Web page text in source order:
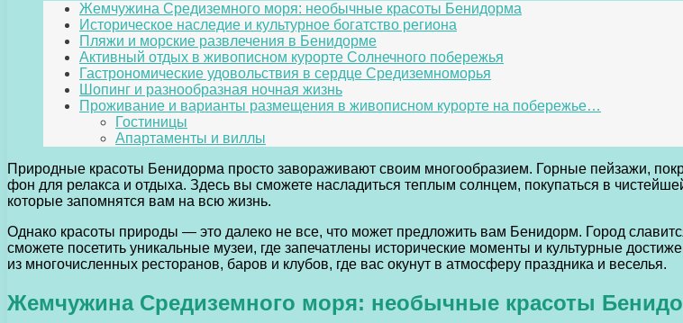
Жемчужина Средиземного моря: необычные красоты Бенидорма
Историческое наследие и культурное богатство региона
Пляжи и морские развлечения в Бенидорме
Активный отдых в живописном курорте Солнечного побережья
Гастрономические удовольствия в сердце Средиземноморья
Шопинг и разнообразная ночная жизнь
Проживание и варианты размещения в живописном курорте на побережье…
Гостиницы
Апартаменты и виллы
Природные красоты Бенидорма просто завораживают своим многообразием. Горные пейзажи,
фон для релакса и отдыха. Здесь вы сможете насладиться теплым солнцем, покупаться в
которые запомнятся вам на всю жизнь.
Однако красоты природы — это далеко не все, что может предложить вам Бенидорм. Город
сможете посетить уникальные музеи, где запечатлены исторические моменты и культурные
из многочисленных ресторанов, баров и клубов, где вас окунут в атмосферу праздника и веселья.
Жемчужина Средиземного моря: необычные красоты